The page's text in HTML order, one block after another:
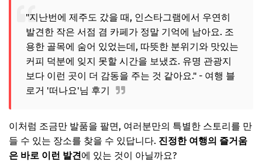
"지난번에 제주도 갔을 때, 인스타그램에서 우연히
발견한 작은 서점 겸 카페가 정말 기억에 남아요. 조
용한 골목에 숨어 있었는데, 따뜻한 분위기와 맛있는
커피 덕분에 잊지 못할 시간을 보냈죠. 유명 관광지
보다 이런 곳이 더 감동을 주는 것 같아요." - 여행 블
로거 '떠나요'님 후기
이처럼 조금만 발품을 팔면, 여러분만의 특별한 스토리를 만
들 수 있는 장소를 찾을 수 있답니다. 진정한 여행의 즐거움
은 바로 이런 발견에 있는 것이 아닐까요?